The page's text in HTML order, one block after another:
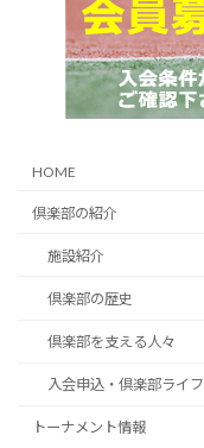
HOME
倶楽部の紹介
施設紹介
倶楽部の歴史
倶楽部を支える人々
入会申込・倶楽部ライフ
トーナメント情報